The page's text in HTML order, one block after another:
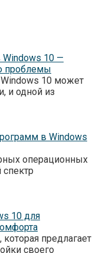
Windows 10 —
проблемы
10 может
и одной из
в Windows
операционных
спектр
10 для
предлагает
своего